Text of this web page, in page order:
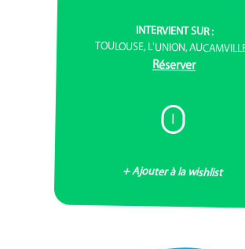
INTERVIENT SUR :
TOULOUSE, L'UNION,
Réserver
I
+ Ajouter à la wishlist